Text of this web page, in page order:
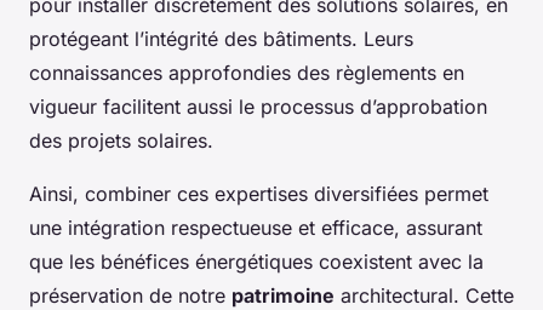
pour installer discrètement des solutions solaires, en
protégeant l’intégrité des bâtiments. Leurs
connaissances approfondies des règlements en
vigueur facilitent aussi le processus d’approbation
des projets solaires.
Ainsi, combiner ces expertises diversifiées permet
une intégration respectueuse et efficace, assurant
que les bénéfices énergétiques coexistent avec la
préservation de notre patrimoine architectural. Cette